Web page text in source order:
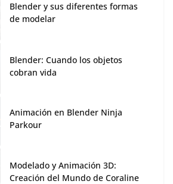
Blender y sus diferentes formas
de modelar
Blender: Cuando los objetos
cobran vida
Animación en Blender Ninja
Parkour
Modelado y Animación 3D:
Creación del Mundo de Coraline